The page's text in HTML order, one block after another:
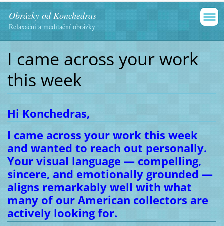
Obrázky od Konchedras
Relaxační a meditační obrázky
I came across your work
this week
Hi Konchedras,
I came across your work this week
and wanted to reach out personally.
Your visual language — compelling,
sincere, and emotionally grounded —
aligns remarkably well with what
many of our American collectors are
actively looking for.